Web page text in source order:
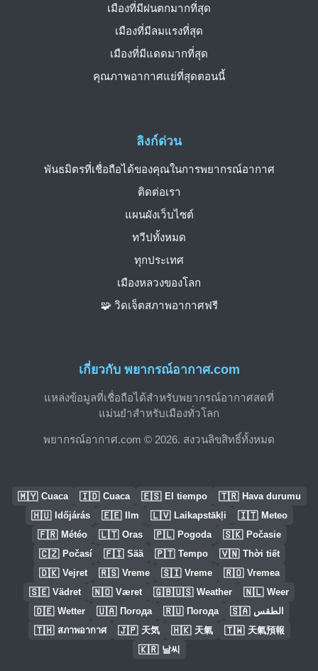
เกี่ยวกับ พยากรณ์อากาศ.com
แหล่งข้อมูลที่เชื่อถือได้สำหรับพยากรณ์อากาศสดที่
แม่นยำสำหรับเมืองทั่วโลก
พยากรณ์อากาศ.com © 2026. สงวนลิขสิทธิ์ทั้งหมด
ลิงก์ด่วน
พันธมิตรที่เชื่อถือได้ของคุณในการพยากรณ์อากาศ
ติดต่อเรา
แผนผังเว็บไซต์
ทวีปทั้งหมด
ทุกประเทศ
เมืองหลวงของโลก
🧩 วิดเจ็ตสภาพอากาศฟรี
เมืองที่มีฝนตกมากที่สุด
เมืองที่มีลมแรงที่สุด
เมืองที่มีแดดมากที่สุด
คุณภาพอากาศแย่ที่สุดตอนนี้
🇲🇾 Cuaca 🇮🇩 Cuaca 🇪🇸 El tiempo 🇹🇷 Hava durumu
🇭🇺 Időjárás 🇪🇪 Ilm 🇱🇻 Laikapstākļi 🇮🇹 Meteo
🇫🇷 Météo 🇱🇹 Oras 🇵🇱 Pogoda 🇸🇰 Počasie
🇨🇿 Počasí 🇫🇮 Sää 🇵🇹 Tempo 🇻🇳 Thời tiết
🇩🇰 Vejret 🇷🇸 Vreme 🇸🇮 Vreme 🇷🇴 Vremea
🇸🇪 Vädret 🇳🇴 Været 🇬🇧🇺🇸 Weather 🇳🇱 Weer
🇩🇪 Wetter 🇺🇦 Погода 🇷🇺 Погода 🇸🇦 الطقس
🇹🇭 สภาพอากาศ 🇯🇵 天気 🇭🇰 天氣 🇹🇼 天氣預報
🇰🇷 날씨